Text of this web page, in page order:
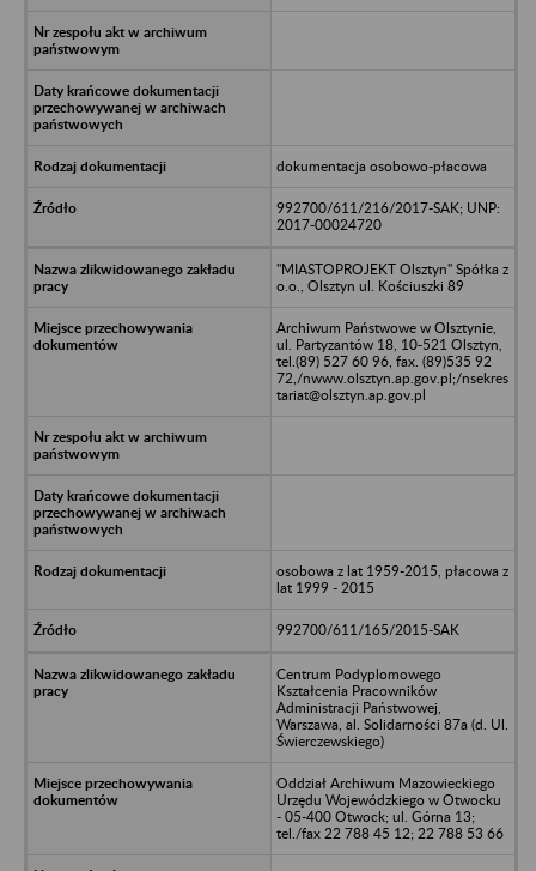
dokumentacja osobowo-płacowa
992700/611/216/2017-SAK; UNP:
2017-00024720
"MIASTOPROJEKT Olsztyn" Spółka z
o.o., Olsztyn ul. Kościuszki 89
Archiwum Państwowe w Olsztynie,
ul. Partyzantów 18, 10-521 Olsztyn,
tel.(89) 527 60 96, fax. (89)535 92
72,/nwww.olsztyn.ap.gov.pl;/nsekres
tariat@olsztyn.ap.gov.pl
osobowa z lat 1959-2015, płacowa z
lat 1999 - 2015
992700/611/165/2015-SAK
Centrum Podyplomowego
Kształcenia Pracowników
Administracji Państwowej,
Warszawa, al. Solidarności 87a (d. Ul.
Świerczewskiego)
Oddział Archiwum Mazowieckiego
Urzędu Wojewódzkiego w Otwocku
- 05-400 Otwock; ul. Górna 13;
tel./fax 22 788 45 12; 22 788 53 66